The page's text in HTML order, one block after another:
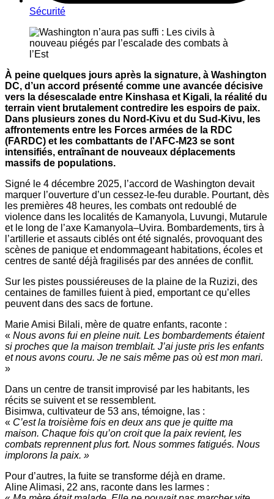
Sécurité
À peine quelques jours après la signature, à Washington
DC, d’un accord présenté comme une avancée décisive
vers la désescalade entre Kinshasa et Kigali, la réalité du
terrain vient brutalement contredire les espoirs de paix.
Dans plusieurs zones du Nord-Kivu et du Sud-Kivu, les
affrontements entre les Forces armées de la RDC
(FARDC) et les combattants de l’AFC-M23 se sont
intensifiés, entraînant de nouveaux déplacements
massifs de populations.
Signé le 4 décembre 2025, l’accord de Washington devait
marquer l’ouverture d’un cessez-le-feu durable. Pourtant, dès
les premières 48 heures, les combats ont redoublé de
violence dans les localités de Kamanyola, Luvungi, Mutarule
et le long de l’axe Kamanyola–Uvira. Bombardements, tirs à
l’artillerie et assauts ciblés ont été signalés, provoquant des
scènes de panique et endommageant habitations, écoles et
centres de santé déjà fragilisés par des années de conflit.
Sur les pistes poussiéreuses de la plaine de la Ruzizi, des
centaines de familles fuient à pied, emportant ce qu’elles
peuvent dans des sacs de fortune.
Marie Amisi Bilali, mère de quatre enfants, raconte :
« Nous avons fui en pleine nuit. Les bombardements étaient
si proches que la maison tremblait. J’ai juste pris les enfants
et nous avons couru. Je ne sais même pas où est mon mari.
»
Dans un centre de transit improvisé par les habitants, les
récits se suivent et se ressemblent.
Bisimwa, cultivateur de 53 ans, témoigne, las :
« C’est la troisième fois en deux ans que je quitte ma
maison. Chaque fois qu’on croit que la paix revient, les
combats reprennent plus fort. Nous sommes fatigués. Nous
implorons la paix. »
Pour d’autres, la fuite se transforme déjà en drame.
Aline Alimasi, 22 ans, raconte dans les larmes :